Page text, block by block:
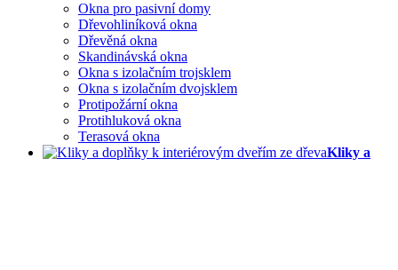
Okna pro pasivní domy
Dřevohliníková okna
Dřevěná okna
Skandinávská okna
Okna s izolačním trojsklem
Okna s izolačním dvojsklem
Protipožární okna
Protihluková okna
Terasová okna
Kliky a